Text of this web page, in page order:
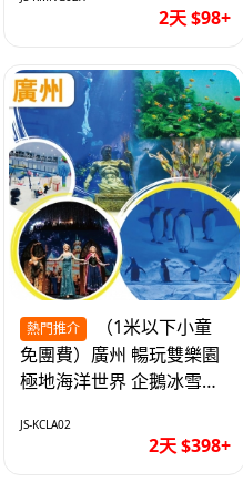
純玩2天
2天 $98+
熱門推介
免團費）廣州 暢玩雙樂園
極地海洋世界 企鵝冰雪世
JS-KCLA02
2天 $398+